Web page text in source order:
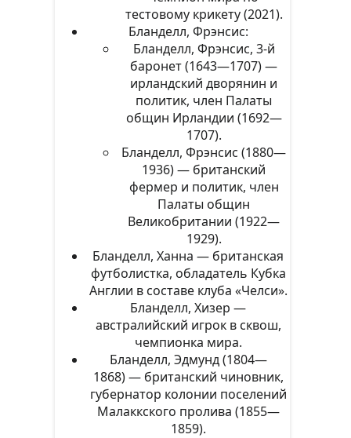
тестовому крикету (2021).
Бланделл, Фрэнсис:
Бланделл, Фрэнсис, 3-й
баронет (1643—1707) —
ирландский дворянин и
политик, член Палаты
общин Ирландии (1692—
1707).
Бланделл, Фрэнсис (1880—
1936) — британский
фермер и политик, член
Палаты общин
Великобритании (1922—
1929).
Бланделл, Ханна — британская
футболистка, обладатель Кубка
Англии в составе клуба «Челси».
Бланделл, Хизер —
австралийский игрок в сквош,
чемпионка мира.
Бланделл, Эдмунд (1804—
1868) — британский чиновник,
губернатор колонии поселений
Малаккского пролива (1855—
1859).